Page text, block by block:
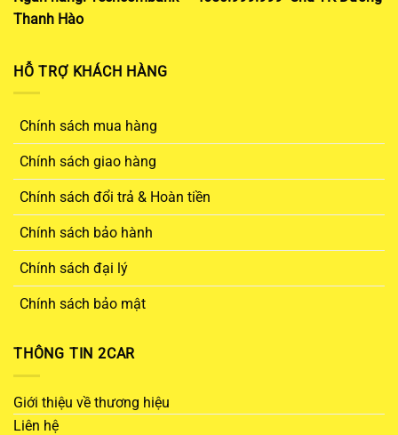
Thanh Hào
HỖ TRỢ KHÁCH HÀNG
Chính sách mua hàng
Chính sách giao hàng
Chính sách đổi trả & Hoàn tiền
Chính sách bảo hành
Chính sách đại lý
Chính sách bảo mật
THÔNG TIN 2CAR
Giới thiệu về thương hiệu
Liên hệ